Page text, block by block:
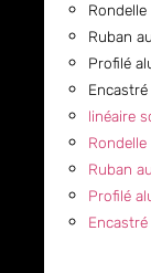
Rondelle
Ruban
Profilé
linéaire
Rondelle
Ruban
Profilé